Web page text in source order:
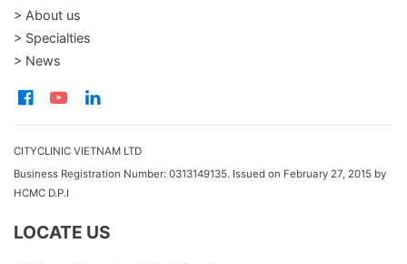
> About us
> Specialties
> News
CITYCLINIC VIETNAM LTD
Business Registration Number: 0313149135. Issued on February 27, 2015 by
HCMC D.P.I
LOCATE US